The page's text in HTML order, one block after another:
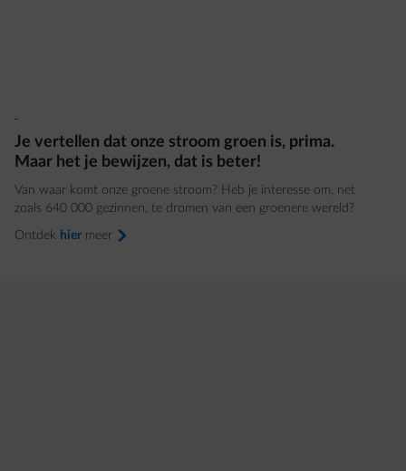
Je vertellen dat onze stroom groen is, prima.
Maar het je bewijzen, dat is beter!
Van waar komt onze groene stroom? Heb je interesse om, net
zoals 640 000 gezinnen, te dromen van een groenere wereld?
Ontdek hier meer arrow-right